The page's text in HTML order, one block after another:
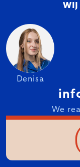
WIJ
Denisa
We